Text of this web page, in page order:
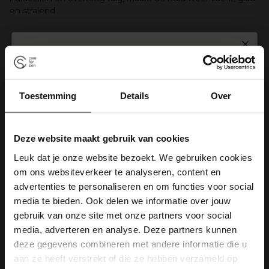
Toestemming Details Over
Deze website maakt gebruik van cookies
Leuk dat je onze website bezoekt. We gebruiken cookies
om ons websiteverkeer te analyseren, content en
advertenties te personaliseren en om functies voor social
media te bieden. Ook delen we informatie over jouw
gebruik van onze site met onze partners voor social
media, adverteren en analyse. Deze partners kunnen
deze gegevens combineren met andere informatie die u
aan ze heeft verstrekt of die ze hebben verzameld op
en stralend.
Onze blogs
Comfort Zone exfoliant & scrub
kopen?
Wil jij je huid gedurende de dag op een goede manier
beschermen? Dat kan met een Comfort Zone exfoliant &
scrub. Kan je wel wat hulp gebruiken bij het maken van de
juiste keuze? Ons serviceteam staat op werkdagen voor jou
klaar. Je kan ze bereiken via de mail:
klantenservice@careforskin.nl of telefonisch via 085 060
10% korting
5% korting
Gratis verzending
Gratis zeep
10% korting
5% korting
Gratis verzending